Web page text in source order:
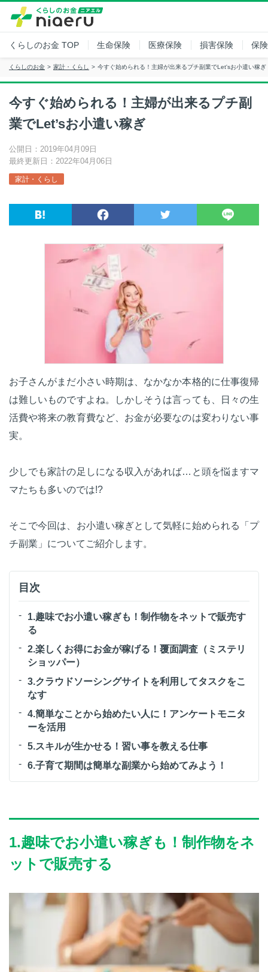
くらしのお金 TOP 生命保険 医療保険 損害保険 保
くらしのお金 家計・くらし 今すぐ始められる！主婦が出来るプチ副業でLet'sお小遣い稼ぎ
今すぐ始められる！主婦が出来るプチ副
業でLet’sお小遣い稼ぎ
公開日：2019年04月09日
最終更新日：2022年04月06日
家計・くらし
お子さんがまだ小さい時期は、なかなか本格的に仕事復帰
は難しいものですよね。しかしそうは言っても、日々の生
活費や将来の教育費など、お金が必要なのは変わりない事
実。
少しでも家計の足しになる収入があれば…と頭を悩ますマ
マたちも多いのでは!?
そこで今回は、お小遣い稼ぎとして気軽に始められる「プ
チ副業」についてご紹介します。
目次
1.趣味でお小遣い稼ぎも！制作物をネットで販売す
る
2.楽しくお得にお金が稼げる！覆面調査（ミステリ
ショッパー）
3.クラウドソーシングサイトを利用してタスクをこ
なす
4.簡単なことから始めたい人に！アンケートモニタ
ーを活用
5.スキルが生かせる！習い事を教える仕事
6.子育て期間は簡単な副業から始めてみよう！
1.趣味でお小遣い稼ぎも！制作物をネ
ットで販売する